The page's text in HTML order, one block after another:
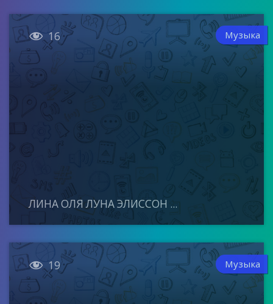
 16 Музыка
ЛИНА ОЛЯ ЛУНА ЭЛИССОН ...
 19 Музыка